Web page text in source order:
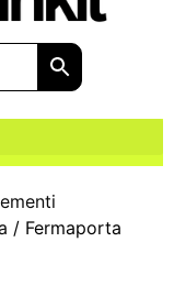
/ Fermaporta